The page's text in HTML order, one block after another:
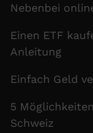
Nebenbei
Einen ETF
Anleitung
Einfach Geld
5
Schweiz